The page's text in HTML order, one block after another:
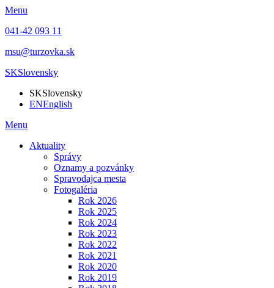
Menu
041-42 093 11
msu@turzovka.sk
SKSlovensky
SKSlovensky
ENEnglish
Menu
Aktuality
Správy
Oznamy a pozvánky
Spravodajca mesta
Fotogaléria
Rok 2026
Rok 2025
Rok 2024
Rok 2023
Rok 2022
Rok 2021
Rok 2020
Rok 2019